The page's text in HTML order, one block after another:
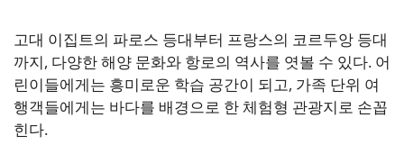
고대 이집트의 파로스 등대부터 프랑스의 코르두앙 등대
까지, 다양한 해양 문화와 항로의 역사를 엿볼 수 있다. 어
린이들에게는 흥미로운 학습 공간이 되고, 가족 단위 여
행객들에게는 바다를 배경으로 한 체험형 관광지로 손꼽
힌다.